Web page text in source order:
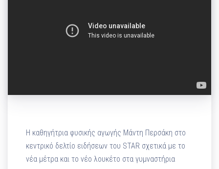
Η καθηγήτρια φυσικής αγωγής Μάντη Περσάκη στο
κεντρικό δελτίο ειδήσεων του STAR σχετικά με το
νέα μέτρα και το νέο λουκέτο στα γυμναστήρια